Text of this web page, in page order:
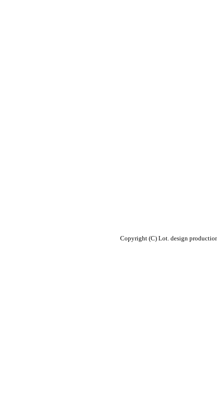
Copyright (C) Lot. design